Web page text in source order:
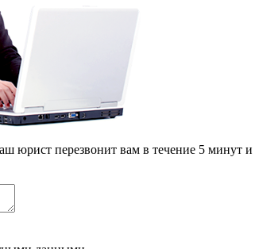
юрист перезвонит вам в течение 5 минут и